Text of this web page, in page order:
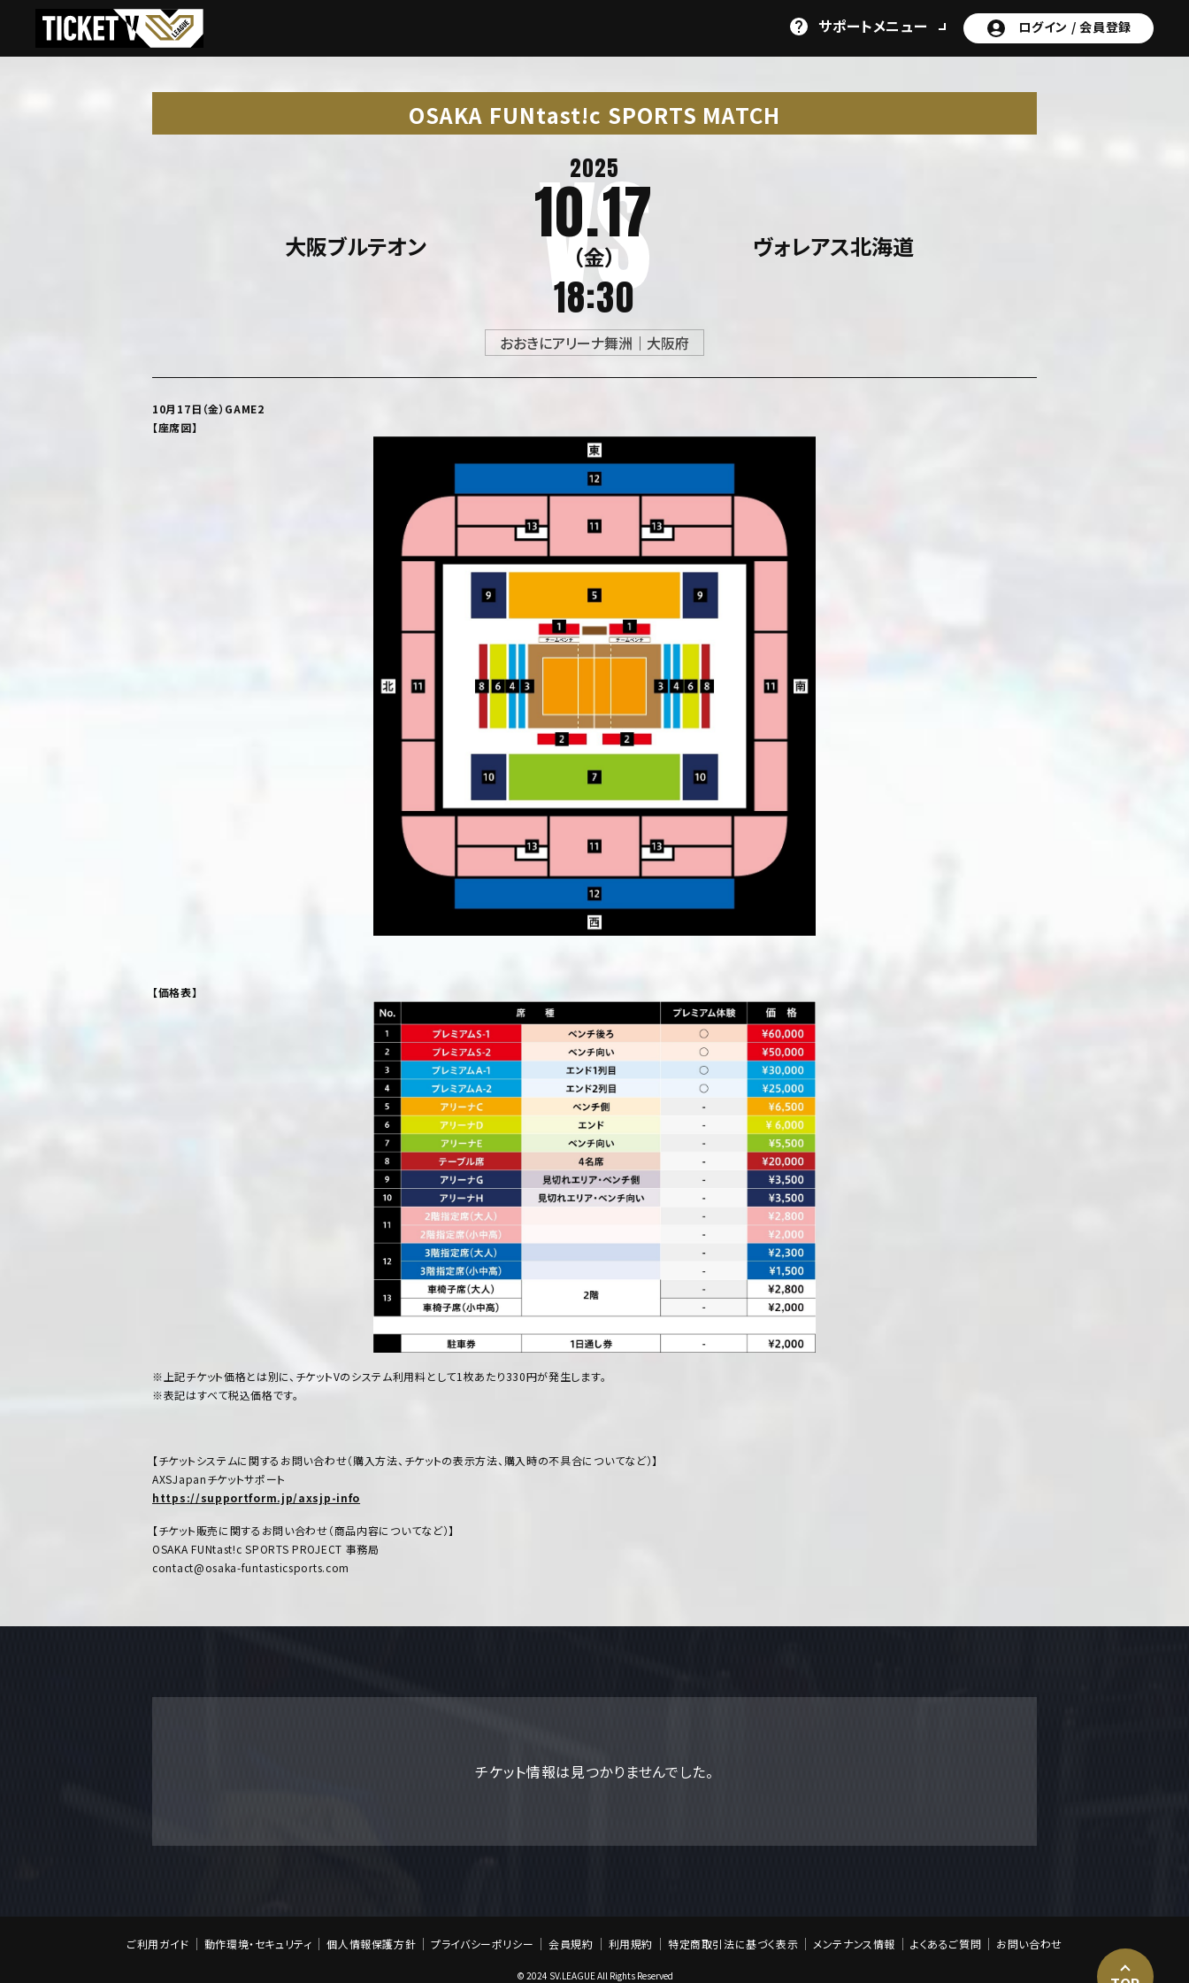
サポートメニュー ログイン /会員登録
OSAKA FUNtast!c SPORTS MATCH
大阪ブルテオン
2025
10.17
（金）
18:30
ヴォレアス北海道
おおきにアリーナ舞洲｜大阪府
10月17日（金）GAME2
【座席図】
【価格表】
※上記チケット価格とは別に、チケットVのシステム利用料として1枚あたり330円が発生します。
※表記はすべて税込価格です。
【チケットシステムに関するお問い合わせ（購入方法、チケットの表示方法、購入時の不具合についてなど）】
AXSJapanチケットサポート
https://supportform.jp/axsjp-info
【チケット販売に関するお問い合わせ（商品内容についてなど）】
OSAKA FUNtast!c SPORTS PROJECT 事務局
contact@osaka-funtasticsports.com
チケット情報は見つかりませんでした。
ご利用ガイド 動作環境・セキュリティ 個人情報保護方針 プライバシーポリシー 会員規約 利用規約 特定商取引法に基づく表示 メンテナンス情報 よくあるご質問 お問い合わせ
© 2024 SV.LEAGUE All Rights Reserved